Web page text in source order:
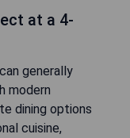
at a 4-
generally
modern
dining options
cuisine,